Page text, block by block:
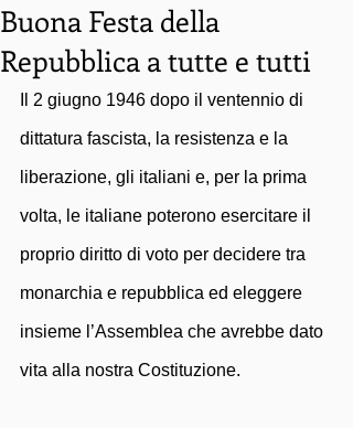
Buona Festa della
Repubblica a tutte e tutti
Il 2 giugno 1946 dopo il ventennio di
dittatura fascista, la resistenza e la
liberazione, gli italiani e, per la prima
volta, le italiane poterono esercitare il
proprio diritto di voto per decidere tra
monarchia e repubblica ed eleggere
insieme l’Assemblea che avrebbe dato
vita alla nostra Costituzione.